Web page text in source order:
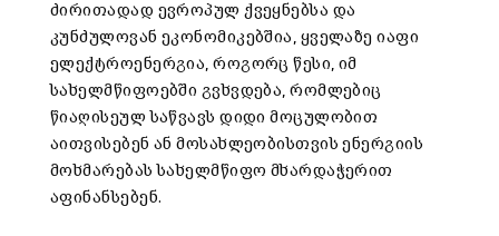
ძირითადად ევროპულ ქვეყნებსა და
კუნძულოვან ეკონომიკებშია, ყველაზე იაფი
ელექტროენერგია, როგორც წესი, იმ
სახელმწიფოებში გვხვდება, რომლებიც
წიაღისეულ საწვავს დიდი მოცულობით
აითვისებენ ან მოსახლეობისთვის ენერგიის
მოხმარებას სახელმწიფო მხარდაჭერით
აფინანსებენ.